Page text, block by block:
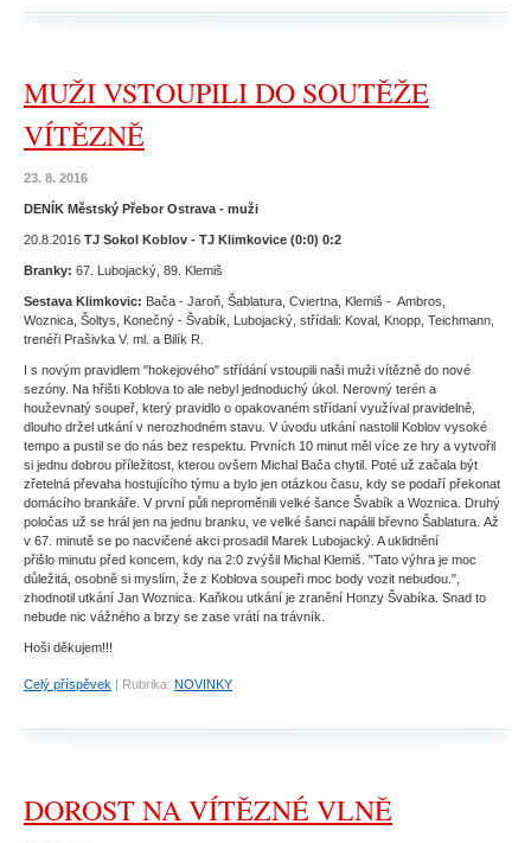
MUŽI VSTOUPILI DO SOUTĚŽE
VÍTĚZNĚ
23. 8. 2016
DENÍK Městský Přebor Ostrava - muži
20.8.2016 TJ Sokol Koblov - TJ Klimkovice (0:0) 0:2
Branky: 67. Lubojacký, 89. Klemiš
Sestava Klimkovic: Bača - Jaroň, Šablatura, Cviertna, Klemiš - Ambros,
Woznica, Šoltys, Konečný - Švabík, Lubojacký, střídali: Koval, Knopp, Teichmann,
trenéři Prašivka V. ml. a Bilík R.
I s novým pravidlem "hokejového" střídání vstoupili naši muži vítězně do nové
sezóny. Na hřišti Koblova to ale nebyl jednoduchý úkol. Nerovný terén a
houževnatý soupeř, který pravidlo o opakovaném střídaní využíval pravidelně,
dlouho držel utkání v nerozhodném stavu. V úvodu utkání nastolil Koblov vysoké
tempo a pustil se do nás bez respektu. Prvních 10 minut měl více ze hry a vytvořil
si jednu dobrou příležitost, kterou ovšem Michal Bača chytil. Poté už začala být
zřetelná převaha hostujícího týmu a bylo jen otázkou času, kdy se podaří překonat
domácího brankáře. V první půli neproměnili velké šance Švabík a Woznica. Druhý
poločas už se hrál jen na jednu branku, ve velké šanci napálil břevno Šablatura. Až
v 67. minutě se po nacvičené akci prosadil Marek Lubojacký. A uklidnění
přišlo minutu před koncem, kdy na 2:0 zvýšil Michal Klemiš. "Tato výhra je moc
důležitá, osobně si myslím, že z Koblova soupeři moc body vozit nebudou.",
zhodnotil utkání Jan Woznica. Kaňkou utkání je zranění Honzy Švabíka. Snad to
nebude nic vážného a brzy se zase vrátí na trávník.
Hoši děkujem!!!
Celý příspěvek | Rubrika: NOVINKY
DOROST NA VÍTĚZNÉ VLNĚ